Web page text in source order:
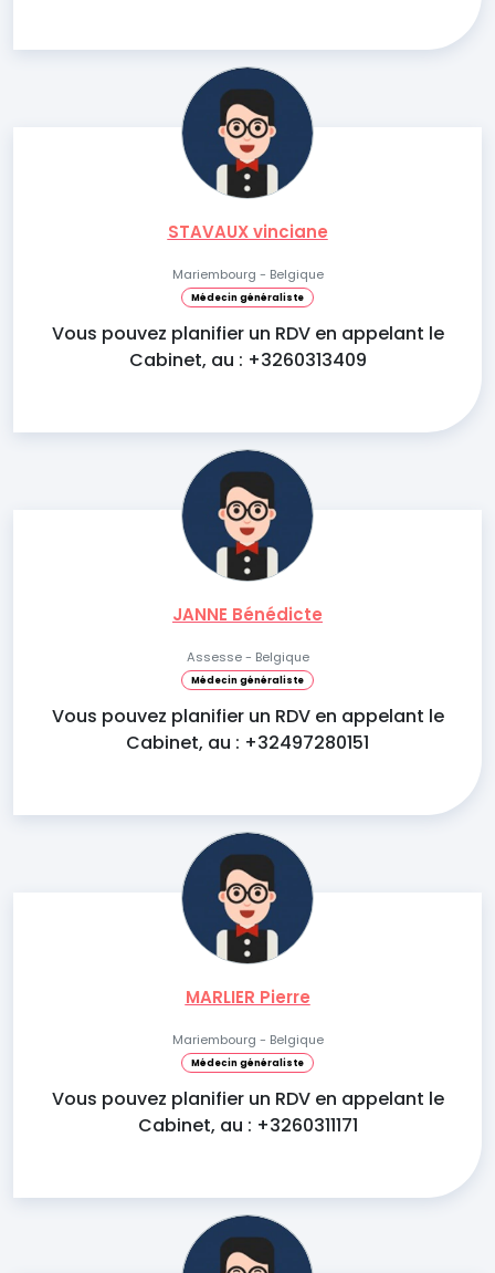
STAVAUX vinciane
Mariembourg - Belgique
Médecin généraliste
Vous pouvez planifier un RDV en appelant le
Cabinet, au : +3260313409
JANNE Bénédicte
Assesse - Belgique
Médecin généraliste
Vous pouvez planifier un RDV en appelant le
Cabinet, au : +32497280151
MARLIER Pierre
Mariembourg - Belgique
Médecin généraliste
Vous pouvez planifier un RDV en appelant le
Cabinet, au : +3260311171